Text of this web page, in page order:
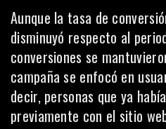
Aunque la tasa de
disminuyó respecto al
conversiones se
campaña se enfocó en
decir, personas que ya
previamente con el sitio